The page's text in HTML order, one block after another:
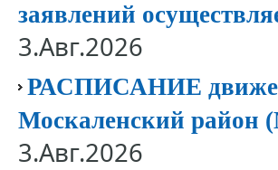
заявлений
3.Авг.2026
РАСПИСАНИЕ
Москаленский район
3.Авг.2026